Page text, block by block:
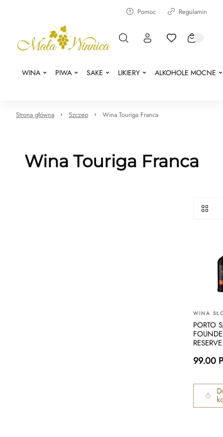
Pomoc Regulamin
WINA PIWA SAKE LIKIERY ALKOHOLE MOCNE
Strona główna Szczep Wina Touriga Franca
Wina Touriga Franca
WINA
PORTO
RESERVE
99.00